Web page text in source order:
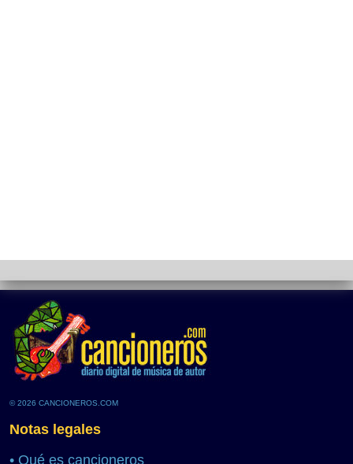
© 2026 CANCIONEROS.COM
Notas legales
• Qué es cancioneros